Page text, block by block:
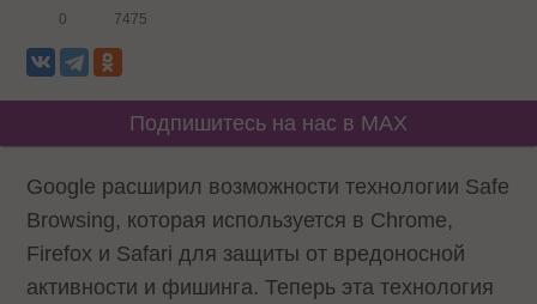
0 7475
Подпишитесь на нас в MAX
Google расширил возможности технологии Safe
Browsing, которая используется в Chrome,
Firefox и Safari для защиты от вредоносной
активности и фишинга. Теперь эта технология